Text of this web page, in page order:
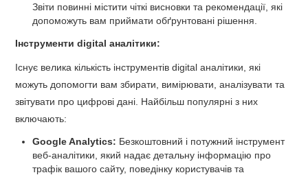
Звіти повинні містити чіткі висновки та рекомендації, які
допоможуть вам приймати обґрунтовані рішення.
Інструменти digital аналітики:
Існує велика кількість інструментів digital аналітики, які
можуть допомогти вам збирати, вимірювати, аналізувати та
звітувати про цифрові дані. Найбільш популярні з них
включають:
Google Analytics: Безкоштовний і потужний інструмент
веб-аналітики, який надає детальну інформацію про
трафік вашого сайту, поведінку користувачів та